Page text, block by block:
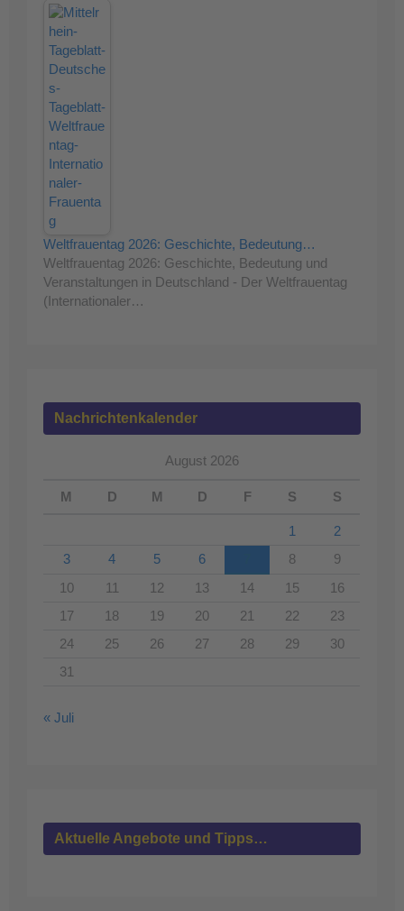
Weltfrauentag 2026: Geschichte, Bedeutung…
Weltfrauentag 2026: Geschichte, Bedeutung und
Veranstaltungen in Deutschland - Der Weltfrauentag
(Internationaler…
Nachrichtenkalender
August 2026
M D M D F S S
1
2
3
4 5 6 8
9
10
11 12 13 14 15
16
17
18 19 20 21 22
23
24
25 26 27 28 29
30
31
« Juli
Aktuelle Angebote und Tipps…